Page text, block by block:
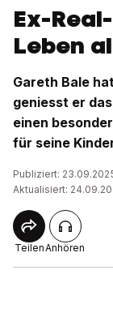
Ex-
Leben
Gareth Bale
geniesst er
einen
für seine
Publiziert:
Aktualisiert:
TeilenAnhören